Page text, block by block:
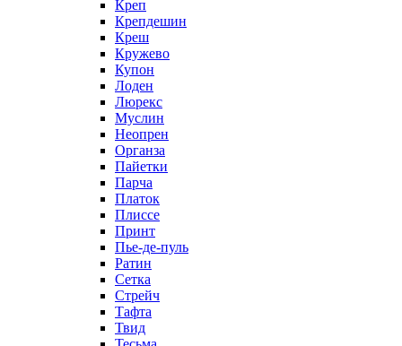
Креп
Крепдешин
Креш
Кружево
Купон
Лоден
Люрекс
Муслин
Неопрен
Органза
Пайетки
Парча
Платок
Плиссе
Принт
Пье-де-пуль
Ратин
Сетка
Стрейч
Тафта
Твид